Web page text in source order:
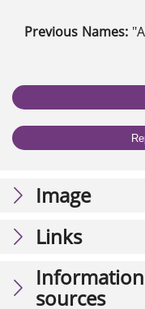
Previous Names:
Image
Links
Information
sources